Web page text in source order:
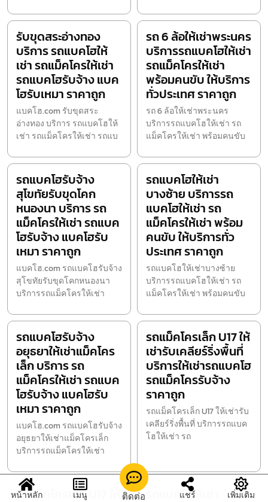
รับขุดสระอ่างทอง
บริการ รถแบคโฮให้
เช่า รถแม็คโครให้เช่า
รถแบคโฮรับจ้าง แบค
โฮรับเหมา ราคาถูก
แบคโฮ.com รับขุดสระ
อ่างทอง บริการ รถแบคโฮให้
เช่า รถแม็คโครให้เช่า รถแบ
รถ 6 ล้อให้เช่าพระนคร
บริการรถแบคโฮให้เช่า
รถแม็คโครให้เช่า
พร้อมคนขับ ให้บริการ
ทั่วประเทศ ราคาถูก
รถ 6 ล้อให้เช่าพระนคร
บริการรถแบคโฮให้เช่า รถ
แม็คโครให้เช่า พร้อมคนขับ
รถแบคโฮรับจ้าง
สุโขทัยรับขุดโคก
หนองนา บริการ รถ
แม็คโครให้เช่า รถแบค
โฮรับจ้าง แบคโฮรับ
เหมา ราคาถูก
แบคโฮ.com รถแบคโฮรับจ้าง
สุโขทัยรับขุดโคกหนองนา
บริการรถแม็คโครให้เช่า
รถแบคโฮให้เช่า
บางซ้าย บริการรถ
แบคโฮให้เช่า รถ
แม็คโครให้เช่า พร้อม
คนขับ ให้บริการทั่ว
ประเทศ ราคาถูก
รถแบคโฮให้เช่าบางซ้าย
บริการรถแบคโฮให้เช่า รถ
แม็คโครให้เช่า พร้อมคนขับ
รถแบคโฮรับจ้าง
อยุธยาให้เช่าแม็คโคร
เล็ก บริการ รถ
แม็คโครให้เช่า รถแบค
โฮรับจ้าง แบคโฮรับ
เหมา ราคาถูก
แบคโฮ.com รถแบคโฮรับจ้าง
อยุธยาให้เช่าแม็คโครเล็ก
บริการรถแม็คโครให้เช่า
รถแม็คโครเล็ก U17 ให้
เช่ารับเคลียร์ริ่งพื้นที่
บริการให้เช่ารถแบคโฮ
รถแม็คโครรับจ้าง
ราคาถูก
รถแม็คโครเล็ก U17 ให้เช่ารับ
เคลียร์ริ่งพื้นที่ บริการรถแบค
โฮให้เช่า รถ
รถแม็คโครเล็ก U17 ให้
รถแบคโฮให้เช่า
หน้าหลัก เมนู ติดต่อ แชร์ เพิ่มเติม